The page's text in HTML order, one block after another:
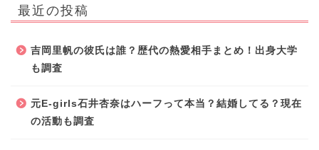
最近の投稿
吉岡里帆の彼氏は誰？歴代の熱愛相手まとめ！出身大学
も調査
元E-girls石井杏奈はハーフって本当？結婚してる？現在
の活動も調査